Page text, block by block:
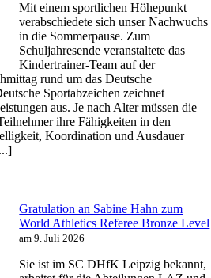
Mit einem sportlichen Höhepunkt
verabschiedete sich unser Nachwuchs
in die Sommerpause. Zum
Schuljahresende veranstaltete das
Kindertrainer-Team auf der
rund um das Deutsche
Sportabzeichen zeichnet
aus. Je nach Alter müssen die
ihre Fähigkeiten in den
Koordination und Ausdauer
Gratulation an Sabine Hahn zum
World Athletics Referee Bronze Level
am 9. Juli 2026
Sie ist im SC DHfK Leipzig bekannt,